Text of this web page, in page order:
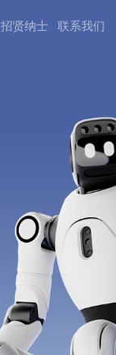
招贤纳⼠ 联系我们